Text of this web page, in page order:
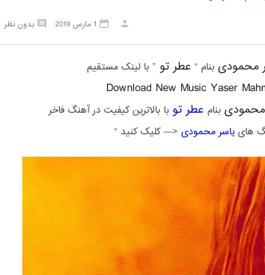
بدون نظر 1 مارس 2019
محمودیبنام “ عطر تو ” با لینک مستقیم
Download New Music Yaser
محمودیبنام عطر توبا بالاترین کیفیت در آهنگ فاخر
هاییاسر محمودی <— کلیک کنید “